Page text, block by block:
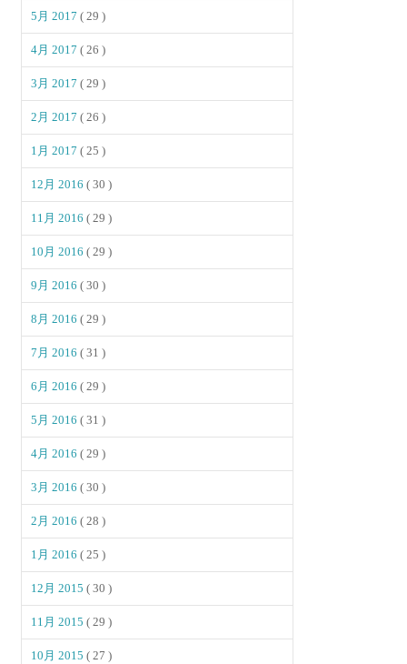
5月 2017( 29 )
4月 2017( 26 )
3月 2017( 29 )
2月 2017( 26 )
1月 2017( 25 )
12月 2016( 30 )
11月 2016( 29 )
10月 2016( 29 )
9月 2016( 30 )
8月 2016( 29 )
7月 2016( 31 )
6月 2016( 29 )
5月 2016( 31 )
4月 2016( 29 )
3月 2016( 30 )
2月 2016( 28 )
1月 2016( 25 )
12月 2015( 30 )
11月 2015( 29 )
10月 2015( 27 )